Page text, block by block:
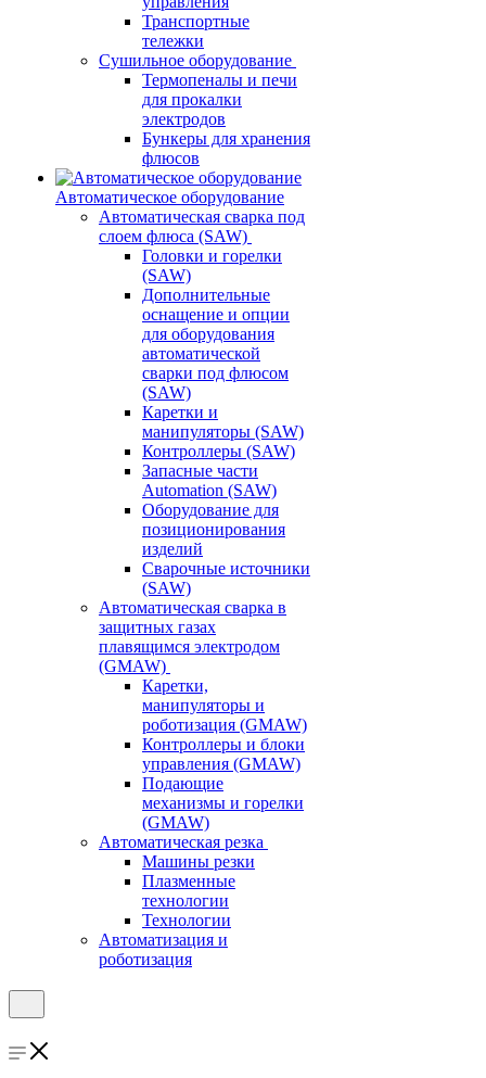
Транспортные
тележки
Сушильное оборудование
Термопеналы и печи
для прокалки
электродов
Бункеры для хранения
флюсов
Автоматическое оборудование
Автоматическая сварка под
слоем флюса (SAW)
Головки и горелки
(SAW)
Дополнительные
оснащение и опции
для оборудования
автоматической
сварки под флюсом
(SAW)
Каретки и
манипуляторы (SAW)
Контроллеры (SAW)
Запасные части
Automation (SAW)
Оборудование для
позиционирования
изделий
Сварочные источники
(SAW)
Автоматическая сварка в
защитных газах
плавящимся электродом
(GMAW)
Каретки,
манипуляторы и
роботизация (GMAW)
Контроллеры и блоки
управления (GMAW)
Подающие
механизмы и горелки
(GMAW)
Автоматическая резка
Машины резки
Плазменные
технологии
Технологии
Автоматизация и
роботизация